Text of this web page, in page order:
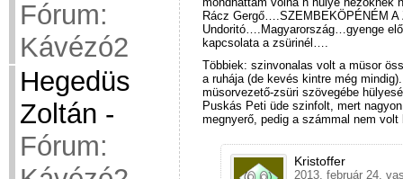
Fórum:
Kávézó2
Hegedüs
Zoltán -
Fórum:
Rácz Gergő….SZEMBEKÖPÉNÉM
Undoritó….Magyarország…gyenge
kapcsolata a zsürinél….
Többiek: szinvonalas volt a müsor
a ruhája (de kevés kintre még
müsorvezető-zsüri szövegébe
Puskás Peti üde szinfolt, mert
megnyerő, pedig a számmal nem
Kristoffer
2013. február 24.